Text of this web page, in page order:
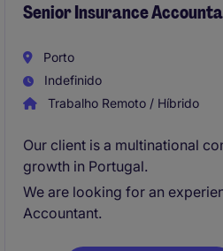
Senior Insurance
Porto
Indefinido
Trabalho Remoto / Híbrido
Our client is a multinational
growth in Portugal.
We are looking for an
Accountant.